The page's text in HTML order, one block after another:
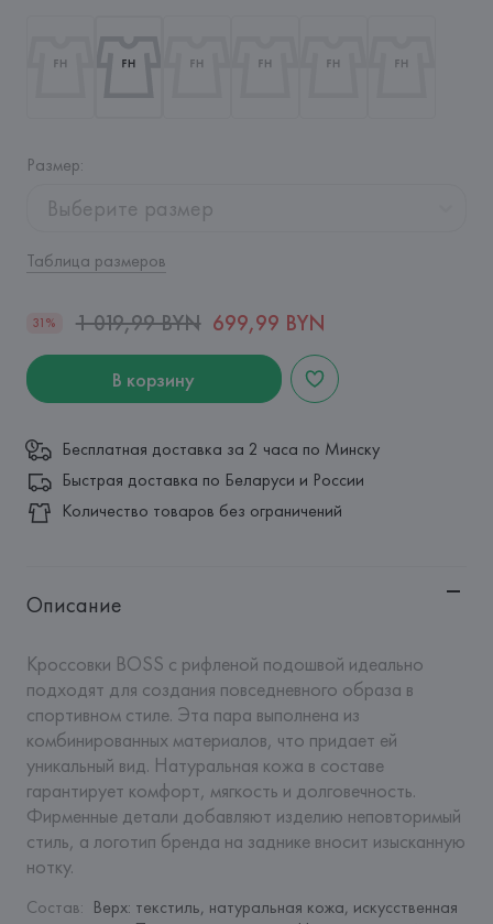
Размер:
Выберите размер
Таблица размеров
31% 1 019,99 BYN 699,99 BYN
В корзину
Бесплатная доставка за 2 часа по Минску
Быстрая доставка по Беларуси и России
Количество товаров без ограничений
Описание
Кроссовки BOSS с рифленой подошвой идеально
подходят для создания повседневного образа в
спортивном стиле. Эта пара выполнена из
комбинированных материалов, что придает ей
уникальный вид. Натуральная кожа в составе
гарантирует комфорт, мягкость и долговечность.
Фирменные детали добавляют изделию неповторимый
стиль, а логотип бренда на заднике вносит изысканную
нотку.
Состав: Верх: текстиль, натуральная кожа, искусственная